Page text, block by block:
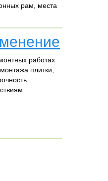
рам, места
работах
плитки,